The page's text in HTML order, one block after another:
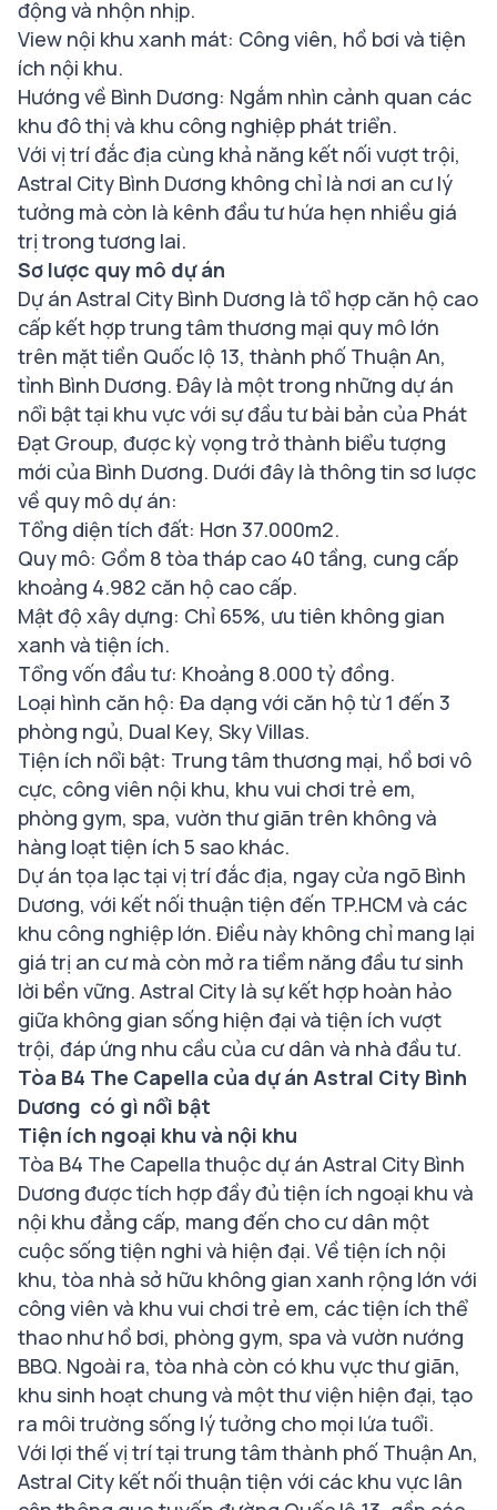
động và nhộn nhịp.
View nội khu xanh mát: Công viên, hồ bơi và tiện
ích nội khu.
Hướng về Bình Dương: Ngắm nhìn cảnh quan các
khu đô thị và khu công nghiệp phát triển.
Với vị trí đắc địa cùng khả năng kết nối vượt trội,
Astral City Bình Dương không chỉ là nơi an cư lý
tưởng mà còn là kênh đầu tư hứa hẹn nhiều giá
trị trong tương lai.
Sơ lược quy mô dự án
Dự án Astral City Bình Dương là tổ hợp căn hộ cao
cấp kết hợp trung tâm thương mại quy mô lớn
trên mặt tiền Quốc lộ 13, thành phố Thuận An,
tỉnh Bình Dương. Đây là một trong những dự án
nổi bật tại khu vực với sự đầu tư bài bản của Phát
Đạt Group, được kỳ vọng trở thành biểu tượng
mới của Bình Dương. Dưới đây là thông tin sơ lược
về quy mô dự án:
Tổng diện tích đất: Hơn 37.000m2.
Quy mô: Gồm 8 tòa tháp cao 40 tầng, cung cấp
khoảng 4.982 căn hộ cao cấp.
Mật độ xây dựng: Chỉ 65%, ưu tiên không gian
xanh và tiện ích.
Tổng vốn đầu tư: Khoảng 8.000 tỷ đồng.
Loại hình căn hộ: Đa dạng với căn hộ từ 1 đến 3
phòng ngủ, Dual Key, Sky Villas.
Tiện ích nổi bật: Trung tâm thương mại, hồ bơi vô
cực, công viên nội khu, khu vui chơi trẻ em,
phòng gym, spa, vườn thư giãn trên không và
hàng loạt tiện ích 5 sao khác.
Dự án tọa lạc tại vị trí đắc địa, ngay cửa ngõ Bình
Dương, với kết nối thuận tiện đến TP.HCM và các
khu công nghiệp lớn. Điều này không chỉ mang lại
giá trị an cư mà còn mở ra tiềm năng đầu tư sinh
lời bền vững. Astral City là sự kết hợp hoàn hảo
giữa không gian sống hiện đại và tiện ích vượt
trội, đáp ứng nhu cầu của cư dân và nhà đầu tư.
Tòa B4 The Capella của dự án Astral City Bình
Dương có gì nổi bật
Tiện ích ngoại khu và nội khu
Tòa B4 The Capella thuộc dự án Astral City Bình
Dương được tích hợp đầy đủ tiện ích ngoại khu và
nội khu đẳng cấp, mang đến cho cư dân một
cuộc sống tiện nghi và hiện đại. Về tiện ích nội
khu, tòa nhà sở hữu không gian xanh rộng lớn với
công viên và khu vui chơi trẻ em, các tiện ích thể
thao như hồ bơi, phòng gym, spa và vườn nướng
BBQ. Ngoài ra, tòa nhà còn có khu vực thư giãn,
khu sinh hoạt chung và một thư viện hiện đại, tạo
ra môi trường sống lý tưởng cho mọi lứa tuổi.
Với lợi thế vị trí tại trung tâm thành phố Thuận An,
Astral City kết nối thuận tiện với các khu vực lân